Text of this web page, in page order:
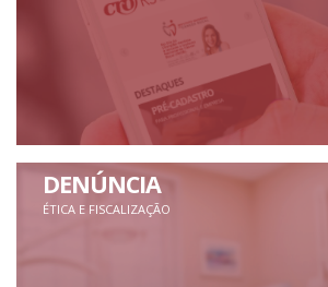
DENÚNCIA
ÉTICA E FISCALIZAÇÃO